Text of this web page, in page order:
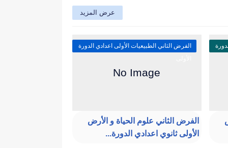
عرض المزيد
الفرض الثاني الطبيعيات الأولى اعدادي الدورة
الفرض الثاني علوم الحياة و الأرض
الأولى ثانوي اعدادي الدورة...